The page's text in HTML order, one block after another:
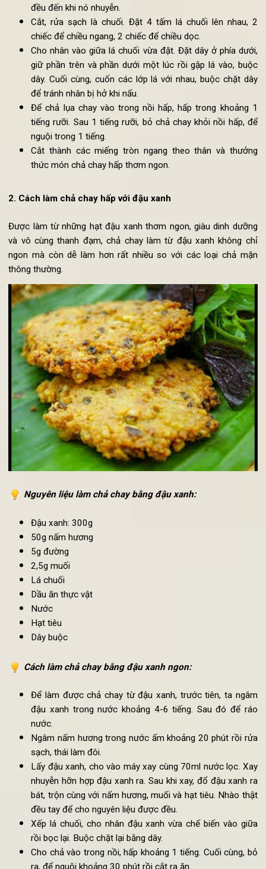
đảo trong một vài phút, sau đó bỏ ra ngoài.
Thái tàu hủ ky thành các miếng nhỏ, bỏ vào trong
Cho 10g đường vào, sau đó cho lá cần tây cùng hạt
trắng. Đổ 5g gia vị nấm, 5g muối kosher vào. Trộn đều
cả nguyên liệu trong bát lên, bỏ vào một chiếc cối rồi
đều đến khi nó nhuyễn.
Cắt, rửa sạch là chuối. Đặt 4 tấm lá chuối lên nhau,
chiếc để chiều ngang, 2 chiếc để chiều dọc.
Cho nhân vào giữa lá chuối vừa đặt. Đặt dây ở phía
giữ phần trên và phần dưới một lúc rồi gập lá vào,
dây. Cuối cùng, cuốn các lớp lá với nhau, buộc chặt
để tránh nhân bị hở khi nấu.
tiếng rưỡi. Sau 1 tiếng rưỡi, bỏ chả chay khỏi nồi hấp,
Cắt thành các miếng tròn ngang theo thân và
thức món chả chay hấp thơm ngon.
Được làm từ những hạt đậu xanh thơm ngon, giàu dinh
và vô cùng thanh đạm, chả chay làm từ đậu xanh không
ngon mà còn dễ làm hơn rất nhiều so với các loại chả
thông thường.
Nguyên liệu làm chả chay bằng đậu xanh
Đậu xanh: 300g
50g nấm hương
2,5g muối
Dầu ăn thực vật
Nước
Hạt tiêu
Dây buộc
Cáchlàm chả chay bằng đậu xanh ngon:
Để làm được chả chay từ đậu xanh, trước tiên, ta
đậu xanh trong nước khoảng 4-6 tiếng. Sau đó để
nước.
Ngâm nấm hương trong nước ấm khoảng 20 phút rồi
sạch, thái làm đôi.